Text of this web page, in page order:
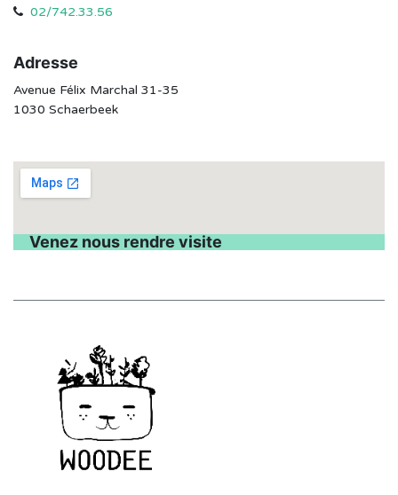
02/742.33.56
Adresse
Avenue Félix Marchal 31-35
1030 Schaerbeek
Venez nous rendre visite